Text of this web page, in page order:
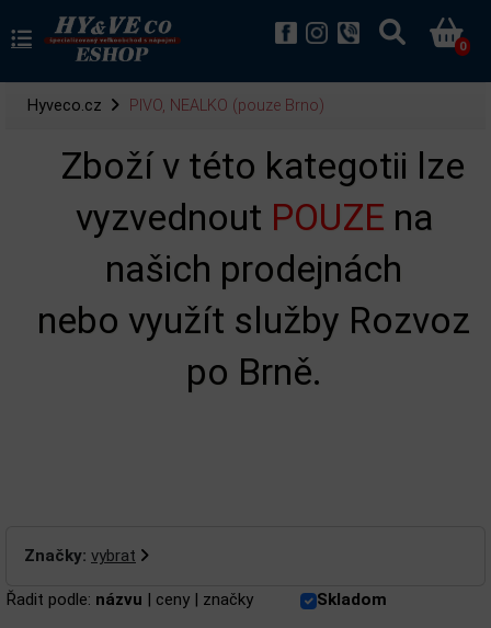
0
Hyveco.cz PIVO, NEALKO (pouze Brno)
Zboží v této kategotii lze
vyzvednout POUZE na
našich prodejnách
nebo využít služby Rozvoz
po Brně.
Značky: vybrat
Řadit podle: názvu | ceny | značky
Skladom